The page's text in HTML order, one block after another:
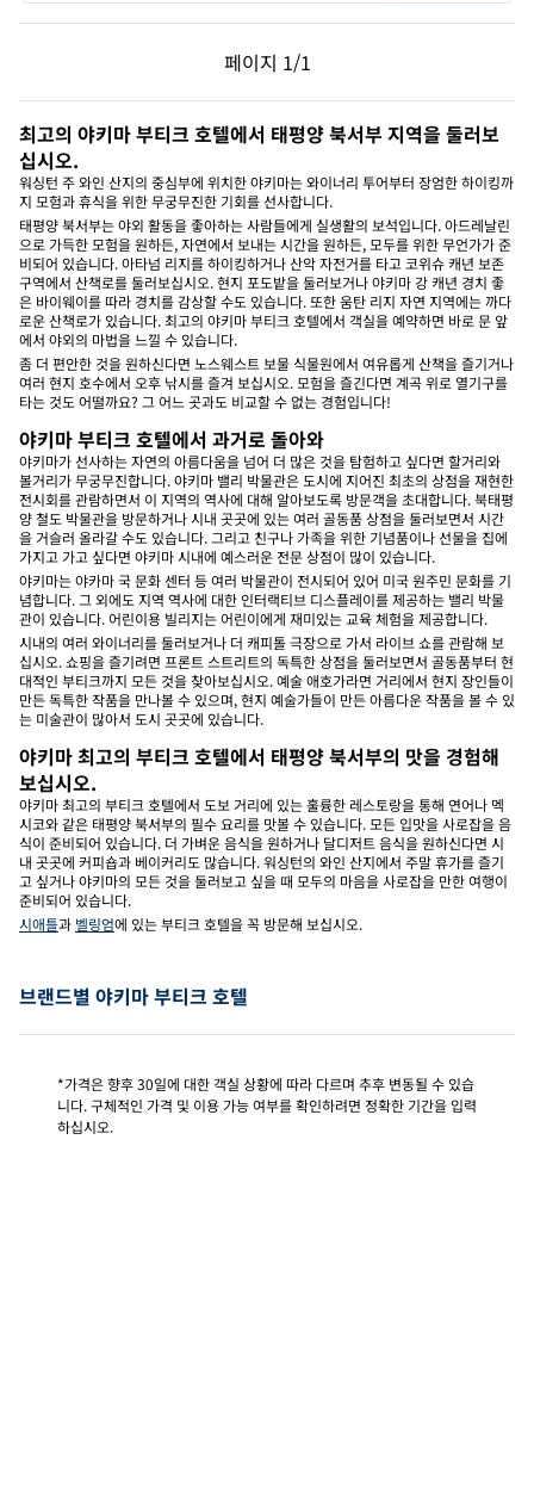
페이지 1/1
이전 페이지, 1/1
페이지 1/1
최고의 야키마 부티크 호텔에서 태평양 북서부 지역을 둘러보
십시오.
워싱턴 주 와인 산지의 중심부에 위치한 야키마는 와이너리 투어부터 장엄한 하이킹까
지 모험과 휴식을 위한 무궁무진한 기회를 선사합니다.
태평양 북서부는 야외 활동을 좋아하는 사람들에게 실생활의 보석입니다. 아드레날린
으로 가득한 모험을 원하든, 자연에서 보내는 시간을 원하든, 모두를 위한 무언가가 준
비되어 있습니다. 아타넘 리지를 하이킹하거나 산악 자전거를 타고 코위슈 캐년 보존
구역에서 산책로를 둘러보십시오. 현지 포도밭을 둘러보거나 야키마 강 캐년 경치 좋
은 바이웨이를 따라 경치를 감상할 수도 있습니다. 또한 움탄 리지 자연 지역에는 까다
로운 산책로가 있습니다. 최고의 야키마 부티크 호텔에서 객실을 예약하면 바로 문 앞
에서 야외의 마법을 느낄 수 있습니다.
좀 더 편안한 것을 원하신다면 노스웨스트 보물 식물원에서 여유롭게 산책을 즐기거나
여러 현지 호수에서 오후 낚시를 즐겨 보십시오. 모험을 즐긴다면 계곡 위로 열기구를
타는 것도 어떨까요? 그 어느 곳과도 비교할 수 없는 경험입니다!
야키마 부티크 호텔에서 과거로 돌아와
야키마가 선사하는 자연의 아름다움을 넘어 더 많은 것을 탐험하고 싶다면 할거리와
볼거리가 무궁무진합니다. 야키마 밸리 박물관은 도시에 지어진 최초의 상점을 재현한
전시회를 관람하면서 이 지역의 역사에 대해 알아보도록 방문객을 초대합니다. 북태평
양 철도 박물관을 방문하거나 시내 곳곳에 있는 여러 골동품 상점을 둘러보면서 시간
을 거슬러 올라갈 수도 있습니다. 그리고 친구나 가족을 위한 기념품이나 선물을 집에
가지고 가고 싶다면 야키마 시내에 예스러운 전문 상점이 많이 있습니다.
야키마는 야카마 국 문화 센터 등 여러 박물관이 전시되어 있어 미국 원주민 문화를 기
념합니다. 그 외에도 지역 역사에 대한 인터랙티브 디스플레이를 제공하는 밸리 박물
관이 있습니다. 어린이용 빌리지는 어린이에게 재미있는 교육 체험을 제공합니다.
시내의 여러 와이너리를 둘러보거나 더 캐피톨 극장으로 가서 라이브 쇼를 관람해 보
십시오. 쇼핑을 즐기려면 프론트 스트리트의 독특한 상점을 둘러보면서 골동품부터 현
대적인 부티크까지 모든 것을 찾아보십시오. 예술 애호가라면 거리에서 현지 장인들이
만든 독특한 작품을 만나볼 수 있으며, 현지 예술가들이 만든 아름다운 작품을 볼 수 있
는 미술관이 많아서 도시 곳곳에 있습니다.
야키마 최고의 부티크 호텔에서 태평양 북서부의 맛을 경험해
보십시오.
야키마 최고의 부티크 호텔에서 도보 거리에 있는 훌륭한 레스토랑을 통해 연어나 멕
시코와 같은 태평양 북서부의 필수 요리를 맛볼 수 있습니다. 모든 입맛을 사로잡을 음
식이 준비되어 있습니다. 더 가벼운 음식을 원하거나 달디저트 음식을 원하신다면 시
내 곳곳에 커피숍과 베이커리도 많습니다. 워싱턴의 와인 산지에서 주말 휴가를 즐기
고 싶거나 야키마의 모든 것을 둘러보고 싶을 때 모두의 마음을 사로잡을 만한 여행이
준비되어 있습니다.
시애틀과 벨링엄에 있는 부티크 호텔을 꼭 방문해 보십시오.
브랜드별 야키마 부티크 호텔
*가격은 향후 30일에 대한 객실 상황에 따라 다르며 추후 변동될 수 있습
니다. 구체적인 가격 및 이용 가능 여부를 확인하려면 정확한 기간을 입력
하십시오.